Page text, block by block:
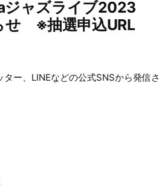
ジャズライブ2023
せ ※抽選申込URL
ー、LINEなどの公式SNSから発信さ